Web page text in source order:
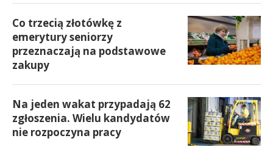
Co trzecią złotówkę z
emerytury seniorzy
przeznaczają na podstawowe
zakupy
Na jeden wakat przypadają 62
zgłoszenia. Wielu kandydatów
nie rozpoczyna pracy